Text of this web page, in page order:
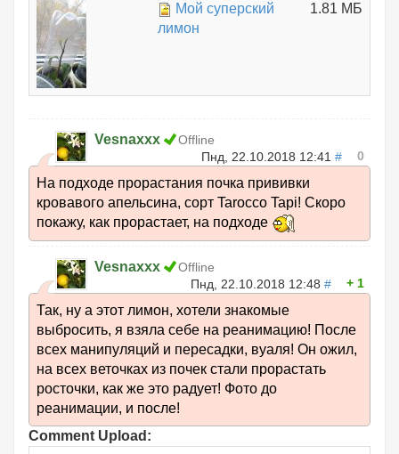
Мой суперский
лимон
1.81 МБ
Vesnaxxx
Offline
Пнд, 22.10.2018 12:41 # 0
На подходе прорастания почка прививки
кровавого апельсина, сорт Tarocco Tapi! Скоро
покажу, как прорастает, на подходе
Vesnaxxx
Offline
Пнд, 22.10.2018 12:48 # 1
Так, ну а этот лимон, хотели знакомые
выбросить, я взяла себе на реанимацию! После
всех манипуляций и пересадки, вуаля! Он ожил,
на всех веточках из почек стали прорастать
росточки, как же это радует! Фото до
реанимации, и после!
Comment Upload: